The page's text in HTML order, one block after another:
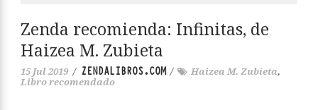
Zenda recomienda: Infinitas, de
Haizea M. Zubieta
15 Jul 2019 / ZENDALIBROS.COM/ Haizea M. Zubieta,
Libro recomendado